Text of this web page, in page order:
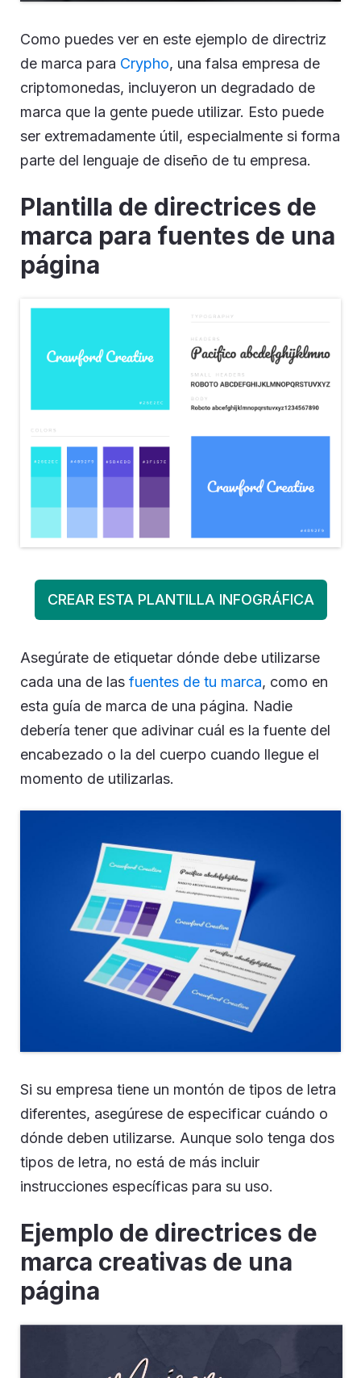
Como puedes ver en este ejemplo de directriz
de marca para Crypho, una falsa empresa de
criptomonedas, incluyeron un degradado de
marca que la gente puede utilizar. Esto puede
ser extremadamente útil, especialmente si forma
parte del lenguaje de diseño de tu empresa.
Plantilla de directrices de
marca para fuentes de una
página
CREAR ESTA PLANTILLA INFOGRÁFICA
Asegúrate de etiquetar dónde debe utilizarse
cada una de las fuentes de tu marca, como en
esta guía de marca de una página. Nadie
debería tener que adivinar cuál es la fuente del
encabezado o la del cuerpo cuando llegue el
momento de utilizarlas.
Si su empresa tiene un montón de tipos de letra
diferentes, asegúrese de especificar cuándo o
dónde deben utilizarse. Aunque solo tenga dos
tipos de letra, no está de más incluir
instrucciones específicas para su uso.
Ejemplo de directrices de
marca creativas de una
página